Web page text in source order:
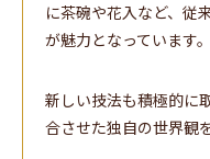
に茶碗や花入など、従
が魅力となっています。
新しい技法も積極的に
合させた独自の世界観